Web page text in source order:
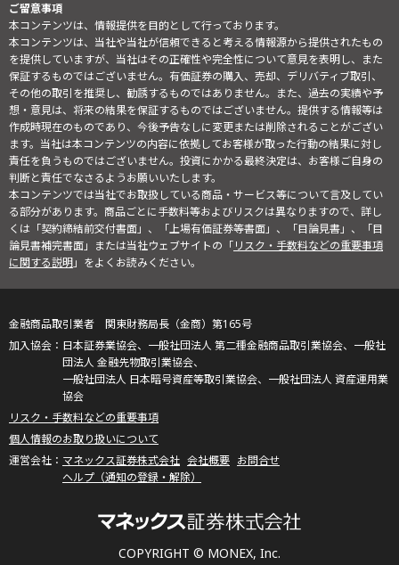
ご留意事項
本コンテンツは、情報提供を目的として行っております。
本コンテンツは、当社や当社が信頼できると考える情報源から提供されたもの
を提供していますが、当社はその正確性や完全性について意見を表明し、また
保証するものではございません。有価証券の購入、売却、デリバティブ取引、
その他の取引を推奨し、勧誘するものではありません。また、過去の実績や予
想・意見は、将来の結果を保証するものではございません。提供する情報等は
作成時現在のものであり、今後予告なしに変更または削除されることがござい
ます。当社は本コンテンツの内容に依拠してお客様が取った行動の結果に対し
責任を負うものではございません。投資にかかる最終決定は、お客様ご自身の
判断と責任でなさるようお願いいたします。
本コンテンツでは当社でお取扱している商品・サービス等について言及してい
る部分があります。商品ごとに手数料等およびリスクは異なりますので、詳し
くは「契約締結前交付書面」、「上場有価証券等書面」、「目論見書」、「目
論見書補完書面」または当社ウェブサイトの「リスク・手数料などの重要事項
に関する説明」をよくお読みください。
COPYRIGHT © MONEX, Inc.
金融商品取引業者 関東財務局長（金商）第165号
日本証券業協会、一般社団法人 第二種金融商品取引業協会、一般社
団法人 金融先物取引業協会、
一般社団法人 日本暗号資産等取引業協会、一般社団法人 資産運用業
協会
リスク・手数料などの重要事項
個人情報のお取り扱いについて
マネックス証券株式会社 会社概要 お問合せ
ヘルプ（通知の登録・解除）